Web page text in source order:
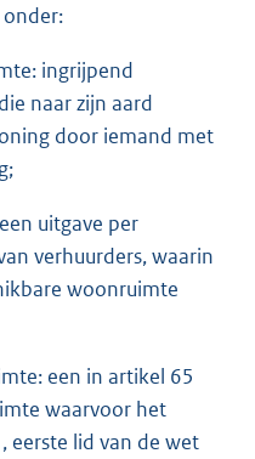
ingrijpend
naar zijn aard
door iemand met
uitgave per
verhuurders, waarin
woonruimte
een in artikel 65
waarvoor het
eerste lid van de wet